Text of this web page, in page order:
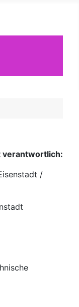
verantwortlich:
/